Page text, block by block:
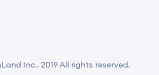
Inc.. 2019 All rights reserved.